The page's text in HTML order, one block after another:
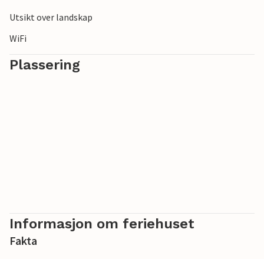
avslappende tid med vennegjengen.
Utsikt over landskap
WiFi
Plassering
Informasjon om feriehuset
Fakta